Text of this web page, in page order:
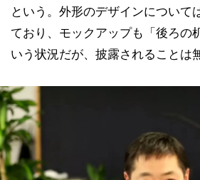
という。外形のデザインについて
ており、モックアップも「後ろの
いう状況だが、披露されることは